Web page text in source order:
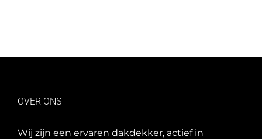
OVER ONS
Wij zijn een ervaren dakdekker, actief in